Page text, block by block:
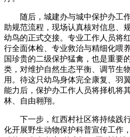
随后，城建办与城中保护办工作
助规范流程，现场认真核对信息、
幼鸟的正式交接。专业工作人员将
行全面体检、专业救治与精细化喂
国珍贵的二级保护猛禽，也是重要
类，对维护自然生态平衡、调节生
用。待这只幼鸟身体完全康复、羽
能力后，保护办工作人员将择机将
林、自由翱翔。
下一步，红西村社区将持续践行
化开展野生动物保护科普宣传工作